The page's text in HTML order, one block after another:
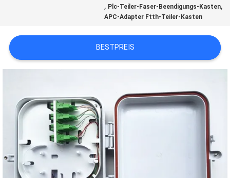
VERBINDUNG
NACHRICHTEN
FORDERN
SIE EIN
ZITAT
SITEMAP
, Plc-Teiler-Faser-Beendigungs-Kasten,
APC-Adapter Ftth-Teiler-Kasten
BESTPREIS